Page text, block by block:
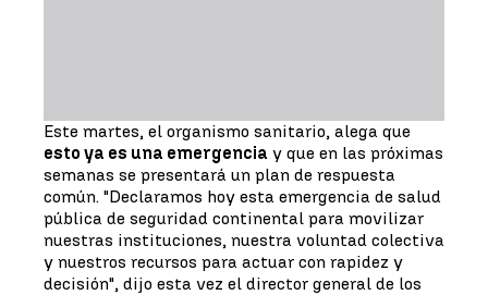
Este martes, el organismo sanitario, alega que
esto ya es una emergencia y que en las próximas
semanas se presentará un plan de respuesta
común. "Declaramos hoy esta emergencia de salud
pública de seguridad continental para movilizar
nuestras instituciones, nuestra voluntad colectiva
y nuestros recursos para actuar con rapidez y
decisión", dijo esta vez el director general de los